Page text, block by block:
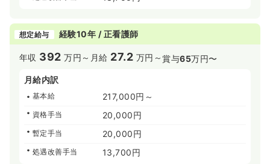
想定給与 経験10年 / 正看護師
年収 392 万円～ 月給 27.2 万円～賞与65万円〜
月給内訳
基本給 217,000円～
資格手当 20,000円
暫定手当 20,000円
処遇改善手当 13,700円